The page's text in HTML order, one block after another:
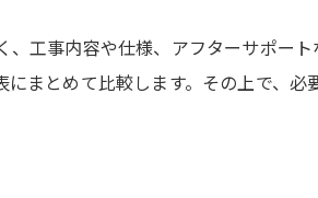
渉のコツ
方法
で損をしない秘訣
見極める方法
工事内容や仕様、アフターサポー
まとめて比較します。その上で、必